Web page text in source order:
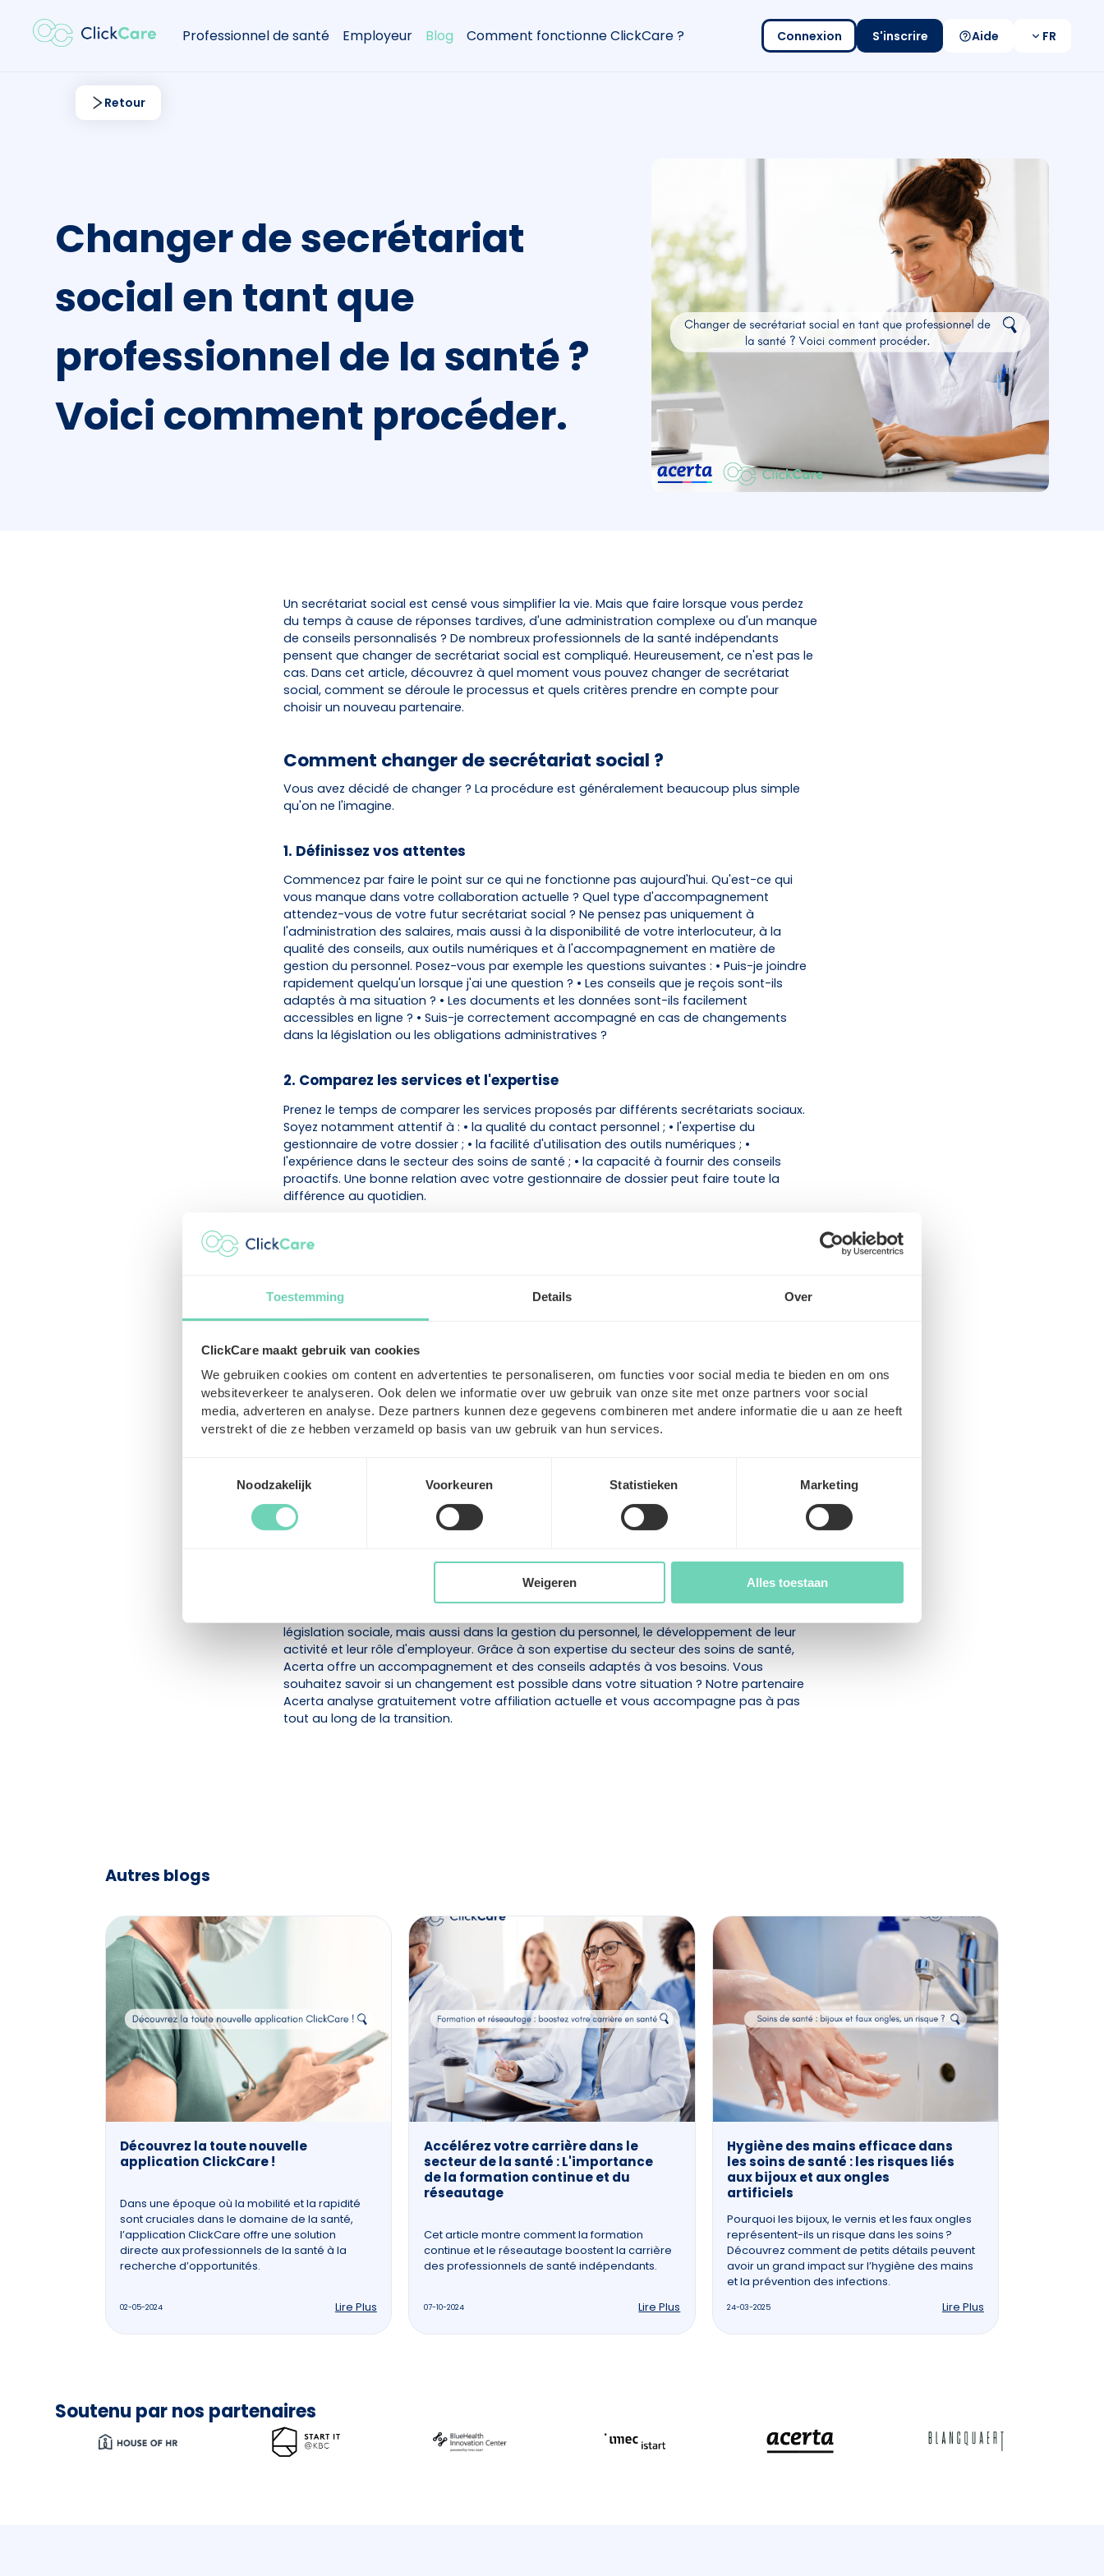
Toestemming Details Over
ClickCare maakt gebruik van cookies
We gebruiken cookies om content en advertenties te personaliseren, om functies voor social media te bieden en om ons
websiteverkeer te analyseren. Ook delen we informatie over uw gebruik van onze site met onze partners voor social
media, adverteren en analyse. Deze partners kunnen deze gegevens combineren met andere informatie die u aan ze heeft
verstrekt of die ze hebben verzameld op basis van uw gebruik van hun services.
Noodzakelijk
Voorkeuren Statistieken Marketing
Weigeren Alles toestaan
Professionnel de santé Employeur Blog Comment fonctionne ClickCare ? Connexion S'inscrire Aide FR
Retour
Changer de secrétariat
social en tant que
professionnel de la santé ?
Voici comment procéder.
Un secrétariat social est censé vous simplifier la vie. Mais que faire lorsque vous perdez
du temps à cause de réponses tardives, d'une administration complexe ou d'un manque
de conseils personnalisés ? De nombreux professionnels de la santé indépendants
pensent que changer de secrétariat social est compliqué. Heureusement, ce n'est pas le
cas. Dans cet article, découvrez à quel moment vous pouvez changer de secrétariat
social, comment se déroule le processus et quels critères prendre en compte pour
choisir un nouveau partenaire.
Comment changer de secrétariat social ?
Vous avez décidé de changer ? La procédure est généralement beaucoup plus simple
qu'on ne l'imagine.
1. Définissez vos attentes
Commencez par faire le point sur ce qui ne fonctionne pas aujourd'hui. Qu'est-ce qui
vous manque dans votre collaboration actuelle ? Quel type d'accompagnement
attendez-vous de votre futur secrétariat social ? Ne pensez pas uniquement à
l'administration des salaires, mais aussi à la disponibilité de votre interlocuteur, à la
qualité des conseils, aux outils numériques et à l'accompagnement en matière de
gestion du personnel. Posez-vous par exemple les questions suivantes : • Puis-je joindre
rapidement quelqu'un lorsque j'ai une question ? • Les conseils que je reçois sont-ils
adaptés à ma situation ? • Les documents et les données sont-ils facilement
accessibles en ligne ? • Suis-je correctement accompagné en cas de changements
dans la législation ou les obligations administratives ?
2. Comparez les services et l'expertise
Prenez le temps de comparer les services proposés par différents secrétariats sociaux.
Soyez notamment attentif à : • la qualité du contact personnel ; • l'expertise du
gestionnaire de votre dossier ; • la facilité d'utilisation des outils numériques ; •
l'expérience dans le secteur des soins de santé ; • la capacité à fournir des conseils
proactifs. Une bonne relation avec votre gestionnaire de dossier peut faire toute la
différence au quotidien.
3. Vérifiez votre contrat actuel
d'un délai de préavis généralement fixé à six mois ; • du fait que le changement n'est
possible qu'au premier jour d'un trimestre (1er janvier, 1er avril, 1er juillet ou 1er octobre). Par
préavis avant la fin du mois de juin.
4. Affiliez-vous à un nouveau secrétariat social
Après avoir résilié votre contrat, il vous suffit de conclure un nouvel accord avec votre
ainsi continuer à vous consacrer pleinement à votre cabinet et à vos patients.
Choisissez un partenaire qui évolue avec vous
Un secrétariat social ne doit pas se limiter au traitement des salaires. Vous avez besoin
d'un partenaire accessible, qui comprend les réalités du secteur des soins de santé et qui
réfléchit avec vous. En tant que partenaire de ClickCare, Acerta accompagne les
législation sociale, mais aussi dans la gestion du personnel, le développement de leur
activité et leur rôle d'employeur. Grâce à son expertise du secteur des soins de santé,
Acerta offre un accompagnement et des conseils adaptés à vos besoins. Vous
souhaitez savoir si un changement est possible dans votre situation ? Notre partenaire
Acerta analyse gratuitement votre affiliation actuelle et vous accompagne pas à pas
tout au long de la transition.
Autres blogs
Découvrez la toute nouvelle
application ClickCare !
Dans une époque où la mobilité et la rapidité
sont cruciales dans le domaine de la santé,
l’application ClickCare offre une solution
directe aux professionnels de la santé à la
recherche d’opportunités.
02-05-2024 Lire Plus
Accélérez votre carrière dans le
secteur de la santé : L'importance
de la formation continue et du
réseautage
Cet article montre comment la formation
continue et le réseautage boostent la carrière
des professionnels de santé indépendants.
07-10-2024 Lire Plus
Hygiène des mains efficace dans
les soins de santé : les risques liés
aux bijoux et aux ongles
artificiels
Pourquoi les bijoux, le vernis et les faux ongles
représentent-ils un risque dans les soins ?
Découvrez comment de petits détails peuvent
avoir un grand impact sur l’hygiène des mains
et la prévention des infections.
24-03-2025 Lire Plus
Soutenu par nos partenaires